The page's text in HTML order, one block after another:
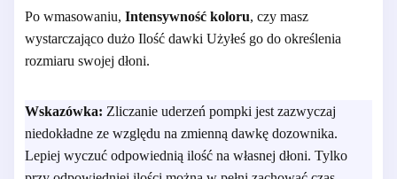
Po wmasowaniu, Intensywność koloru, czy masz
wystarczająco dużo Ilość dawki Użyłeś go do określenia
rozmiaru swojej dłoni.
Wskazówka: Zliczanie uderzeń pompki jest zazwyczaj
niedokładne ze względu na zmienną dawkę dozownika.
Lepiej wyczuć odpowiednią ilość na własnej dłoni. Tylko